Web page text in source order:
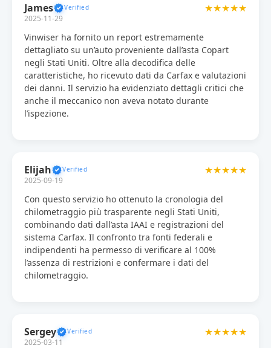
James
2025-11-29
★★★★★
Vinwiser ha fornito un report estremamente
dettagliato su un’auto proveniente dall’asta Copart
negli Stati Uniti. Oltre alla decodifica delle
caratteristiche, ho ricevuto dati da Carfax e valutazioni
dei danni. Il servizio ha evidenziato dettagli critici che
anche il meccanico non aveva notato durante
l’ispezione.
Elijah
2025-09-19
★★★★★
Con questo servizio ho ottenuto la cronologia del
chilometraggio più trasparente negli Stati Uniti,
combinando dati dall’asta IAAI e registrazioni del
sistema Carfax. Il confronto tra fonti federali e
indipendenti ha permesso di verificare al 100%
l’assenza di restrizioni e confermare i dati del
chilometraggio.
Sergey
2025-03-11
★★★★★